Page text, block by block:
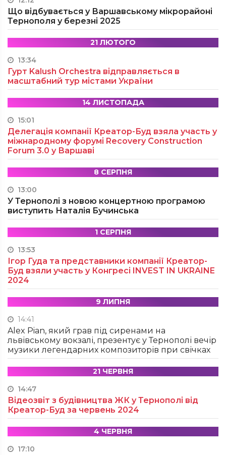
Що відбувається у Варшавському мікрорайоні
Тернополя у березні 2025
21 ЛЮТОГО
13:34
Гурт Kalush Orchestra відправляється в
масштабний тур містами України
14 ЛИСТОПАДА
15:01
Делегація компанії Креатор-Буд взяла участь у
міжнародному форумі Recovery Construction
Forum 3.0 у Варшаві
8 СЕРПНЯ
13:00
У Тернополі з новою концертною програмою
виступить Наталія Бучинська
1 СЕРПНЯ
13:53
Ігор Гуда та представники компанії Креатор-
Буд взяли участь у Конгресі INVEST IN UKRAINE
2024
9 ЛИПНЯ
14:41
Alex Pian, який грав під сиренами на
львівському вокзалі, презентує у Тернополі вечір
музики легендарних композиторів при свічках
21 ЧЕРВНЯ
14:47
Відеозвіт з будівництва ЖК у Тернополі від
Креатор-Буд за червень 2024
4 ЧЕРВНЯ
17:10